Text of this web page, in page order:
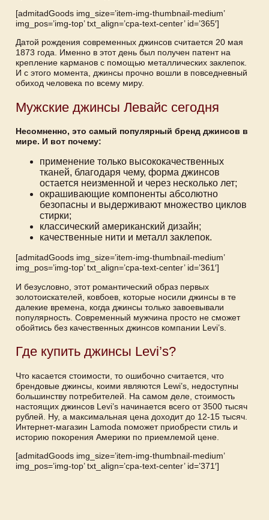
[admitadGoods img_size=’item-img-thumbnail-medium’
img_pos=’img-top’ txt_align=’cpa-text-center’ id=’365′]
Датой рождения современных джинсов считается 20 мая
1873 года. Именно в этот день был получен патент на
крепление карманов с помощью металлических заклепок.
И с этого момента, джинсы прочно вошли в повседневный
обиход человека по всему миру.
Мужские джинсы Левайс сегодня
Несомненно, это самый популярный бренд джинсов в
мире. И вот почему:
применение только высококачественных
тканей, благодаря чему, форма джинсов
остается неизменной и через несколько лет;
окрашивающие компоненты абсолютно
безопасны и выдерживают множество циклов
стирки;
классический американский дизайн;
качественные нити и металл заклепок.
[admitadGoods img_size=’item-img-thumbnail-medium’
img_pos=’img-top’ txt_align=’cpa-text-center’ id=’361′]
И безусловно, этот романтический образ первых
золотоискателей, ковбоев, которые носили джинсы в те
далекие времена, когда джинсы только завоевывали
популярность. Современный мужчина просто не сможет
обойтись без качественных джинсов компании Levi’s.
Где купить джинсы Levi’s?
Что касается стоимости, то ошибочно считается, что
брендовые джинсы, коими являются Lewi’s, недоступны
большинству потребителей. На самом деле, стоимость
настоящих джинсов Levi’s начинается всего от 3500 тысяч
рублей. Ну, а максимальная цена доходит до 12-15 тысяч.
Интернет-магазин Lamoda поможет приобрести стиль и
историю покорения Америки по приемлемой цене.
[admitadGoods img_size=’item-img-thumbnail-medium’
img_pos=’img-top’ txt_align=’cpa-text-center’ id=’371′]